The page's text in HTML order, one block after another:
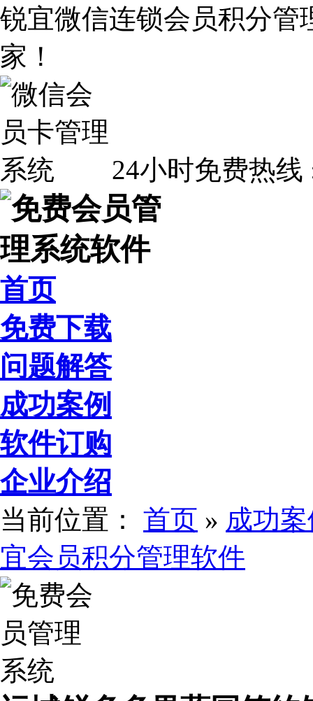
锐宜微信连锁会员积分管
家！
24小时免费热线
首页
免费下载
问题解答
成功案例
软件订购
企业介绍
当前位置： 首页 » 成功
宜会员积分管理软件